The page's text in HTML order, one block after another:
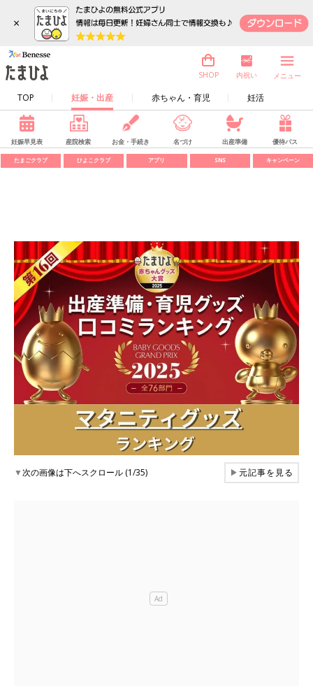
×
TOP 妊娠・出産 赤ちゃん・育児 妊活
SHOP 内祝い メニュー
妊娠早見表 産院検索 お金・手続き 名づけ 出産準備 優待パス
たまごクラブ ひよこクラブ アプリ SNS キャンペーン
▼次の画像は下へスクロール (1/35) ▶元記事を見る